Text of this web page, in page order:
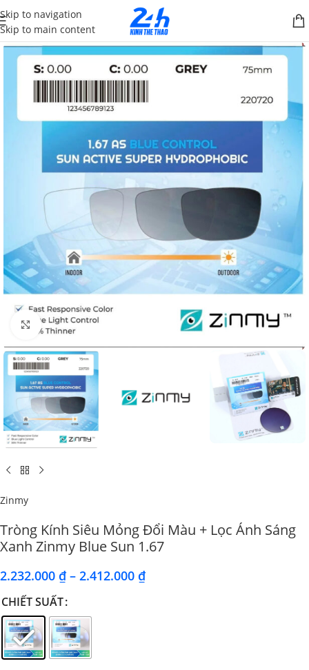
Skip to navigation
Skip to main content
Click to enlarge
Zinmy
Tròng Kính Siêu Mỏng Đổi Màu + Lọc Ánh Sáng
Xanh Zinmy Blue Sun 1.67
2.232.000 ₫ – 2.412.000 ₫
CHIẾT SUẤT